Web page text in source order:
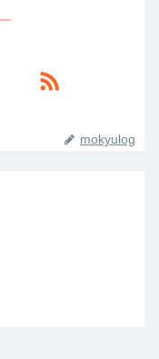
mokyulog